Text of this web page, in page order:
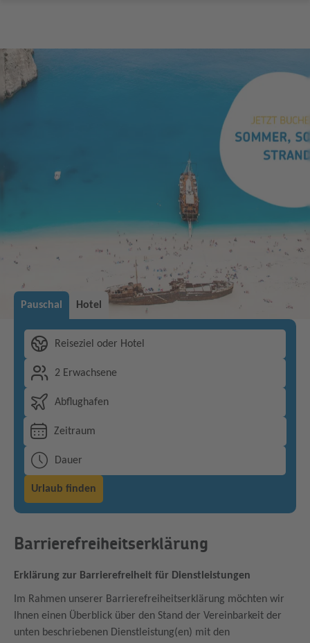
Pauschal Hotel
Reiseziel oder Hotel
2 Erwachsene
Abflughafen
Zeitraum
Dauer
Urlaub finden
Barrierefreiheitserklärung
Erklärung zur Barrierefreiheit für Dienstleistungen
Im Rahmen unserer Barrierefreiheitserklärung möchten wir
Ihnen einen Überblick über den Stand der Vereinbarkeit der
unten beschriebenen Dienstleistung(en) mit den